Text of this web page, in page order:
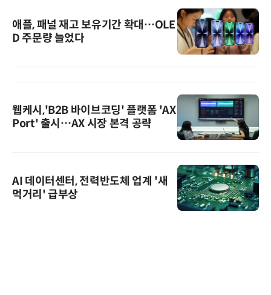
애플, 패널 재고 보유기간 확대…OLE
D 주문량 늘었다
웹케시,'B2B 바이브코딩' 플랫폼 'AX
Port' 출시…AX 시장 본격 공략
AI 데이터센터, 전력반도체 업계 '새
먹거리' 급부상